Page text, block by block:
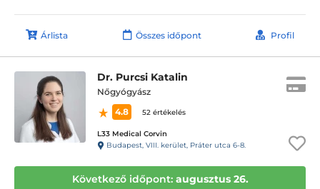
Árlista Összes időpont Profil
Dr. Purcsi Katalin
Nőgyógyász
4.8
52 értékelés
L33 Medical Corvin
Budapest, VIII. kerület, Práter utca 6-8.
Következő időpont: augusztus 26.